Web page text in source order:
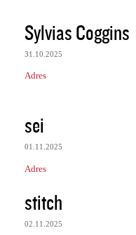
Sylvias Coggins
31.10.2025
Adres
sei
01.11.2025
Adres
stitch
02.11.2025